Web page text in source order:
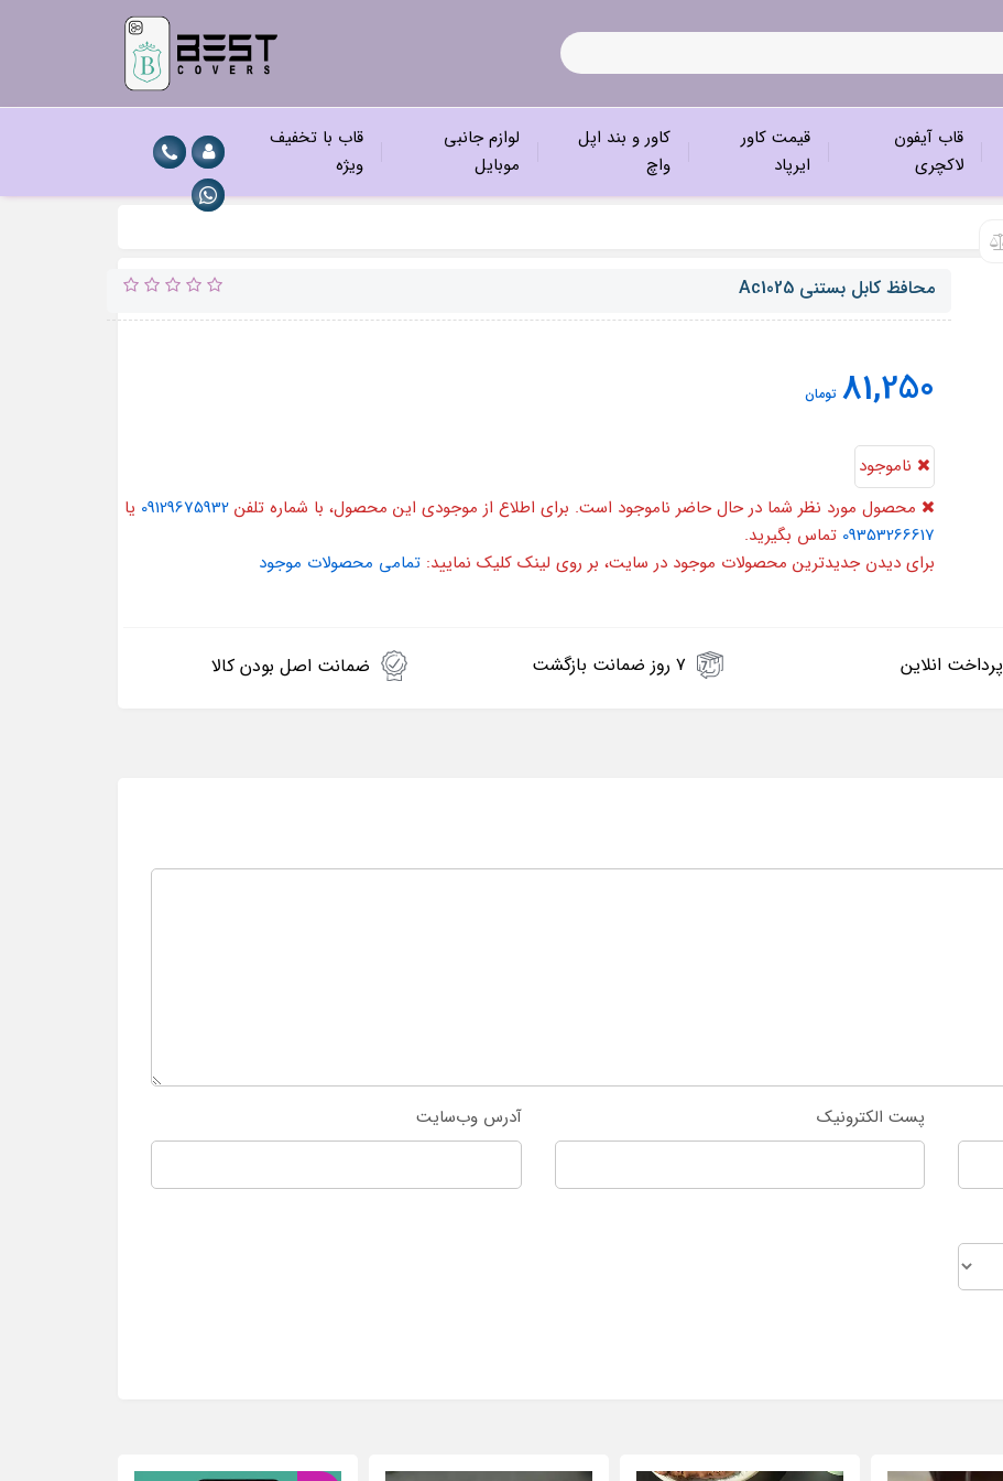
قاب آیفون
لاکچری
قیمت کاور
ایرپاد
کاور و بند اپل
واچ
لوازم جانبی
موبایل
قاب با تخفیف
ویژه
محافظ کابل بستنی Ac1025
81,250 تومان
ناموجود
محصول مورد نظر شما در حال حاضر ناموجود است. برای اطلاع از موجودی این محصول، با شماره تلفن09129675932 یا
09353266617 تماس بگیرید.
برای دیدن جدیدترین محصولات موجود در سایت، بر روی لینک کلیک نمایید:تمامی محصولات موجود
پرداخت انلاین ۷ روز ضمانت بازگشت ضمانت اصل بودن کالا
پست الکترونیک آدرس وب‌سایت